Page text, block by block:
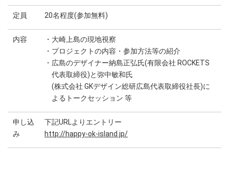
定員 20名程度(参加無料)
内容
・大崎上島の現地視察
・プロジェクトの内容・参加方法等の紹介
・広島のデザイナー納島正弘氏(有限会社 ROCKETS
代表取締役)と弥中敏和氏
(株式会社 GKデザイン総研広島代表取締役社長)に
よるトークセッション 等
申し込
み
下記URLよりエントリー
http://happy-ok-island.jp/